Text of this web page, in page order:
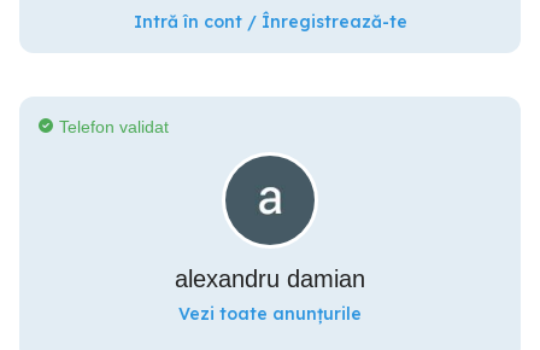
Intră în cont / Înregistrează-te
Telefon validat
alexandru damian
Vezi toate anunțurile